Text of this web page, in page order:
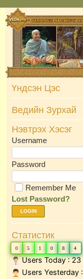
Skip
to
content
Үндсэн Цэс
Ведийн Зурхай
Нэвтрэх Хэсэг
Username
Password
Remember Me
Lost Password?
LOGIN
Статистик
0 5 1 0 8 4
Users Today : 23
Users Yesterday :